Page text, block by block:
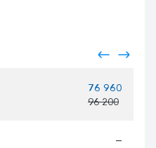
76 960
96 200
—